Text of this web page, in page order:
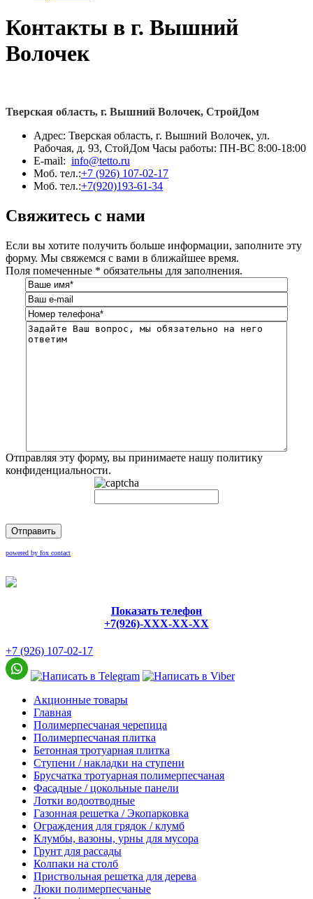
Контакты в г. Вышний
Волочек
Тверская область, г. Вышний Волочек, СтройДом
Адрес: Тверская область, г. Вышний Волочек, ул.
Рабочая, д. 93, СтойДом Часы работы: ПН-ВС 8:00-18:00
E-mail: info@tetto.ru
Моб. тел.:+7 (926) 107-02-17
Моб. тел.:+7(920)193-61-34
­Свяжитесь с нами
Если вы хотите получить больше информации, заполните эту
форму. Мы свяжемся с вами в ближайшее время.
Поля помеченные * обязательны для заполнения.
Отправляя эту форму, вы принимаете нашу политику
конфиденциальности.
Отправить
powered by fox contact
Показать телефон
+7(926)-XXX-XX-XX
+7 (926) 107-02-17
Акционные товары
Главная
Полимерпесчаная черепица
Полимерпесчаная плитка
Бетонная тротуарная плитка
Ступени / накладки на ступени
Брусчатка тротуарная полимерпесчаная
Фасадные / цокольные панели
Лотки водоотводные
Газонная решетка / Экопарковка
Ограждения для грядок / клумб
Клумбы, вазоны, урны для мусора
Грунт для рассады
Колпаки на столб
Приствольная решетка для дерева
Люки полимерпесчаные